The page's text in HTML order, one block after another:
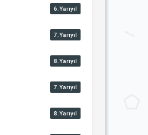
6.Yarıyıl
7.Yarıyıl
8.Yarıyıl
7.Yarıyıl
8.Yarıyıl